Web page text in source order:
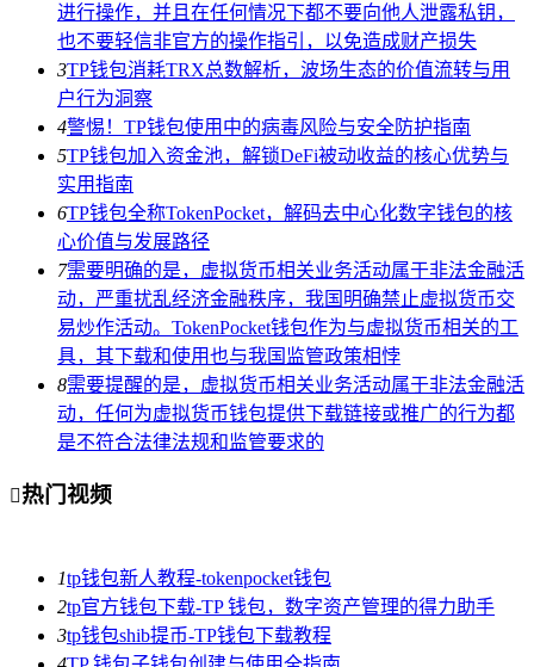
进行操作，并且在任何情况下都不要向他人泄露私钥，
也不要轻信非官方的操作指引，以免造成财产损失
3TP钱包消耗TRX总数解析，波场生态的价值流转与用
户行为洞察
4警惕！TP钱包使用中的病毒风险与安全防护指南
5TP钱包加入资金池，解锁DeFi被动收益的核心优势与
实用指南
6TP钱包全称TokenPocket，解码去中心化数字钱包的核
心价值与发展路径
7需要明确的是，虚拟货币相关业务活动属于非法金融活
动，严重扰乱经济金融秩序，我国明确禁止虚拟货币交
易炒作活动。TokenPocket钱包作为与虚拟货币相关的工
具，其下载和使用也与我国监管政策相悖
8需要提醒的是，虚拟货币相关业务活动属于非法金融活
动，任何为虚拟货币钱包提供下载链接或推广的行为都
是不符合法律法规和监管要求的
热门视频
1tp钱包新人教程-tokenpocket钱包
2tp官方钱包下载-TP 钱包，数字资产管理的得力助手
3tp钱包shib提币-TP钱包下载教程